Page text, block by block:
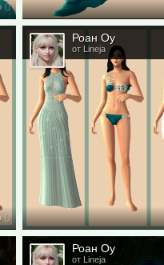
0
0
Роан Оу
от Lineja
Роан Оу
от Lineja